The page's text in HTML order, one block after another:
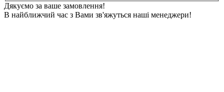
Дякуємо за ваше замовлення!
В найближчий час з Вами зв'яжуться наші менеджери!